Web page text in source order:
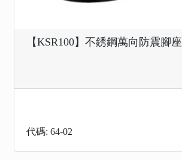
【KSR100】不銹鋼萬向防震腳座
代碼: 64-02